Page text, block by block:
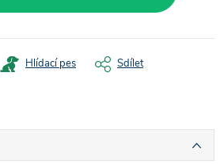
Hlídací pes Sdílet